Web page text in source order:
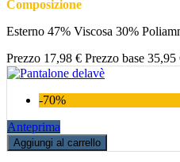
Composizione
Esterno 47% Viscosa 30%
Prezzo 17,98 € Prezzo base 35,95
-70%
Anteprima
Aggiungi al carrello